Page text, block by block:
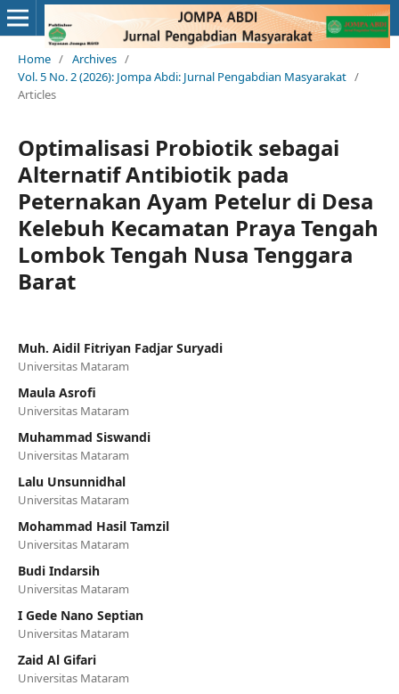
Home / Archives /
Vol. 5 No. 2 (2026): Jompa Abdi: Jurnal Pengabdian Masyarakat /
Articles
Optimalisasi Probiotik sebagai
Alternatif Antibiotik pada
Peternakan Ayam Petelur di Desa
Kelebuh Kecamatan Praya Tengah
Lombok Tengah Nusa Tenggara
Barat
Muh. Aidil Fitriyan Fadjar Suryadi
Universitas Mataram
Maula Asrofi
Universitas Mataram
Muhammad Siswandi
Universitas Mataram
Lalu Unsunnidhal
Universitas Mataram
Mohammad Hasil Tamzil
Universitas Mataram
Budi Indarsih
Universitas Mataram
I Gede Nano Septian
Universitas Mataram
Zaid Al Gifari
Universitas Mataram